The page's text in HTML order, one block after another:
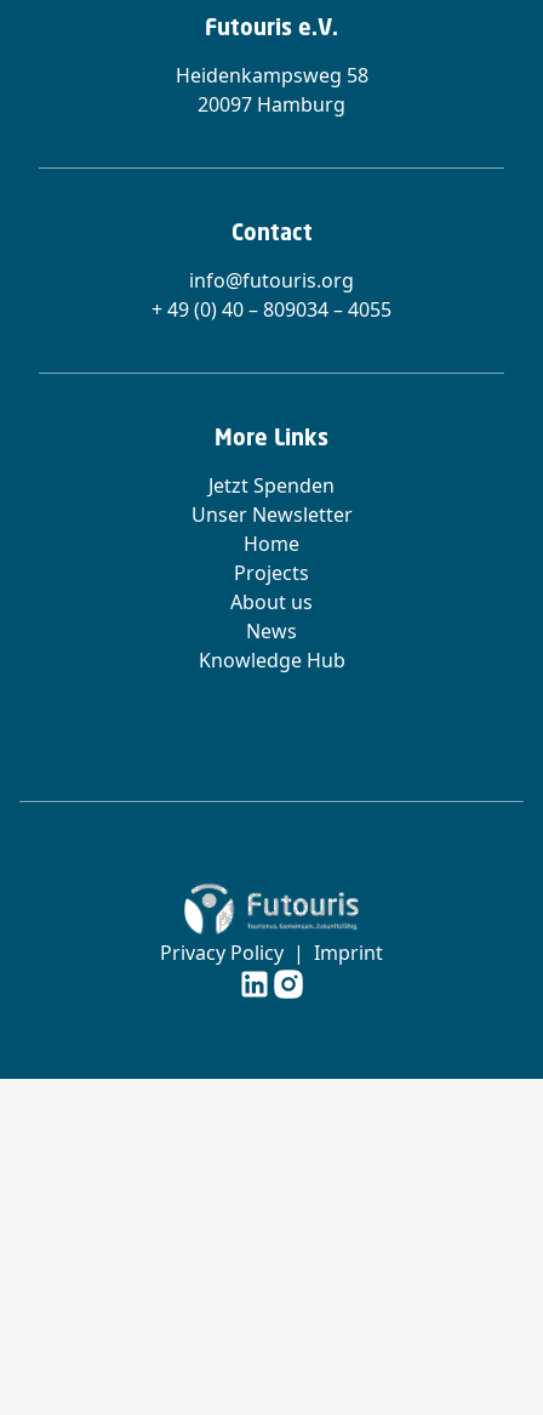
Futouris e.V.
Heidenkampsweg 58
20097 Hamburg
Contact
info@futouris.org
+ 49 (0) 40 – 809034 – 4055
More Links
Jetzt Spenden
Unser Newsletter
Home
Projects
About us
News
Knowledge Hub
Zur Startseite von Futouris e.V.
Privacy Policy | Imprint